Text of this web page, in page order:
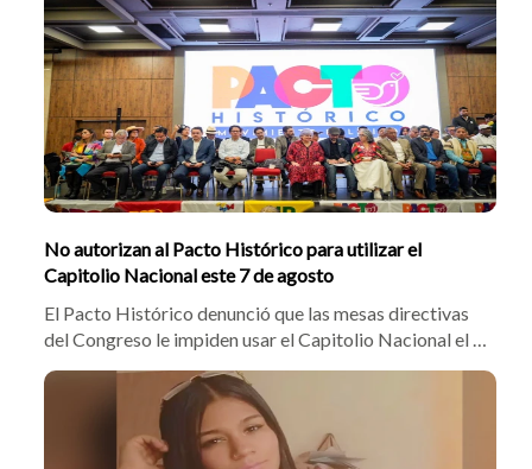
No autorizan al Pacto Histórico para utilizar el
Capitolio Nacional este 7 de agosto
El Pacto Histórico denunció que las mesas directivas
del Congreso le impiden usar el Capitolio Nacional el 7
de agosto para una declaración política. La
colectividad no viajará a la posesión de Abelardo de la
Espriella en Cali y exigió el cumplimiento de las
garantías del Estatuto de la Oposición.